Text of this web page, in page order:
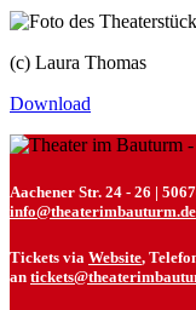
(c) Laura Thomas
Download
Aachener Str. 24 - 26 |
info@theaterimbauturm.de
Tickets via Website,
an